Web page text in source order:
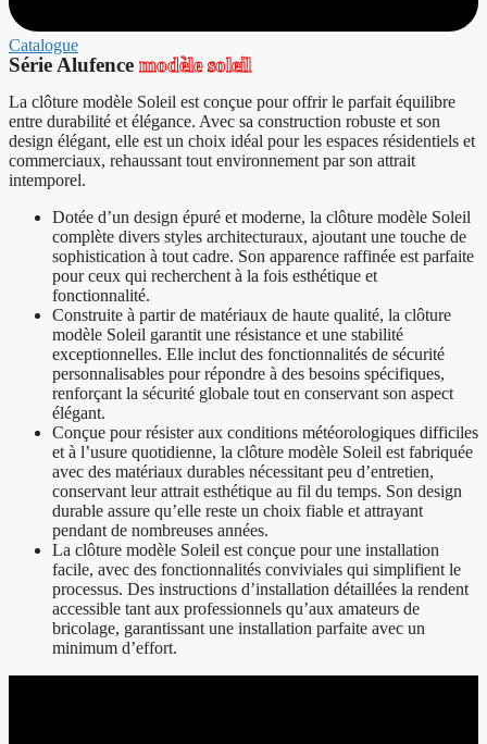
Catalogue
Série Alufence modèle soleil
La clôture modèle Soleil est conçue pour offrir le parfait équilibre
entre durabilité et élégance. Avec sa construction robuste et son
design élégant, elle est un choix idéal pour les espaces résidentiels et
commerciaux, rehaussant tout environnement par son attrait
intemporel.
Dotée d’un design épuré et moderne, la clôture modèle Soleil
complète divers styles architecturaux, ajoutant une touche de
sophistication à tout cadre. Son apparence raffinée est parfaite
pour ceux qui recherchent à la fois esthétique et
fonctionnalité.
Construite à partir de matériaux de haute qualité, la clôture
modèle Soleil garantit une résistance et une stabilité
exceptionnelles. Elle inclut des fonctionnalités de sécurité
personnalisables pour répondre à des besoins spécifiques,
renforçant la sécurité globale tout en conservant son aspect
élégant.
Conçue pour résister aux conditions météorologiques difficiles
et à l’usure quotidienne, la clôture modèle Soleil est fabriquée
avec des matériaux durables nécessitant peu d’entretien,
conservant leur attrait esthétique au fil du temps. Son design
durable assure qu’elle reste un choix fiable et attrayant
pendant de nombreuses années.
La clôture modèle Soleil est conçue pour une installation
facile, avec des fonctionnalités conviviales qui simplifient le
processus. Des instructions d’installation détaillées la rendent
accessible tant aux professionnels qu’aux amateurs de
bricolage, garantissant une installation parfaite avec un
minimum d’effort.